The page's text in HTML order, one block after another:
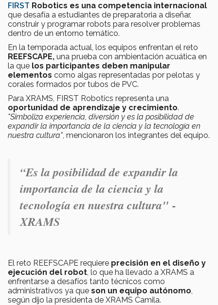
FIRST Robotics es una competencia internacional
que desafía a estudiantes de preparatoria a diseñar,
construir y programar robots para resolver problemas
dentro de un entorno temático.
En la temporada actual, los equipos enfrentan el reto
REEFSCAPE, una prueba con ambientación acuática en
la que los participantes deben manipular
elementos como algas representadas por pelotas y
corales formados por tubos de PVC.
Para XRAMS, FIRST Robotics representa una
oportunidad de aprendizaje y crecimiento.
"Simboliza experiencia, diversión y es la posibilidad de
expandir la importancia de la ciencia y la tecnología en
nuestra cultura" , mencionaron los integrantes del equipo.
“Es la posibilidad de expandir la
importancia de la ciencia y la
tecnología en nuestra cultura" -
XRAMS
El reto REEFSCAPE requiere precisión en el diseño y
ejecución del robot , lo que ha llevado a XRAMS a
enfrentarse a desafíos tanto técnicos como
administrativos ya que son un equipo autónomo
según dijo la presidenta de XRAMS Camila.